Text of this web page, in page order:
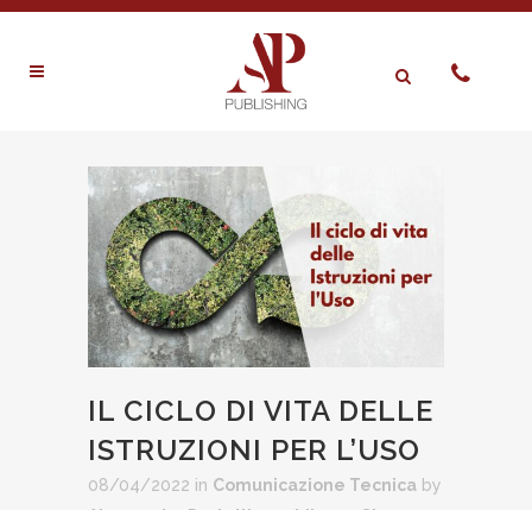
IL CICLO DI VITA DELLE
ISTRUZIONI PER L’USO
08/04/2022 in Comunicazione Tecnica by